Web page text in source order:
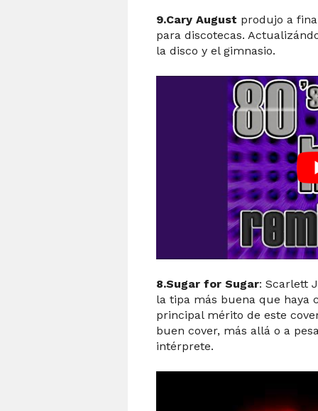
9.Cary August produjo a
para discotecas.
la disco y el gimnasio.
8.Sugar for Sugar: Scarlett
la tipa más buena que haya
principal mérito de este
buen cover, más allá o a
intérprete.